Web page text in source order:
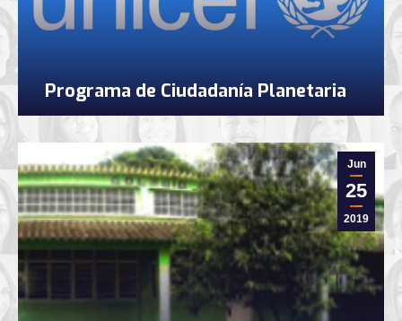
Programa de Ciudadanía Planetaria
Jun
25
2019